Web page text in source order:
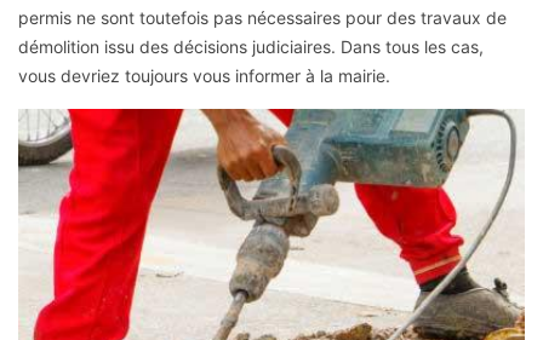
permis ne sont toutefois pas nécessaires pour des travaux de
démolition issu des décisions judiciaires. Dans tous les cas,
vous devriez toujours vous informer à la mairie.